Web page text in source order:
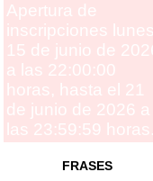
Apertura de
inscripciones lunes
15 de junio de
a las 22:00:00
horas, hasta el 21
de junio de 2026 a
las 23:59:59 horas.
FRASES